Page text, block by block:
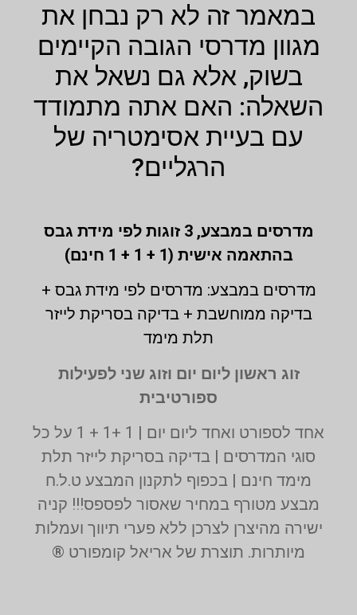
במאמר זה לא רק נבחן את
מגוון מדרסי הגובה הקיימים
בשוק, אלא גם נשאל את
השאלה: האם אתה מתמודד
עם בעיית אסימטריה של
הרגליים?
מדרסים במבצע,
3 זוגות לפי מידת גבס
בהתאמה אישית (1 + 1 + 1 חינם)
מדרסים במבצע: מדרסים לפי מידת גבס +
בדיקה ממוחשבת + בדיקה בסריקת לייזר
תלת מימד
זוג ראשון ליום יום וזוג שני לפעילות
ספורטיבית
אחד לספורט ואחד ליום יום | 1 +1 + 1 על כל
סוגי המדרסים | בדיקה בסריקת לייזר תלת
מימד חינם | בכפוף לתקנון המבצע ט.ל.ח
מבצע מטורף במחיר שאסור לפספס!!! קניה
ישירה מהיצרן לצרכן ללא פערי תיווך ועמלות
מיותרות. תוצרת של אריאל קומפורט ®